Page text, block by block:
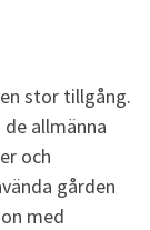
stor tillgång.
allmänna
och
gården
med